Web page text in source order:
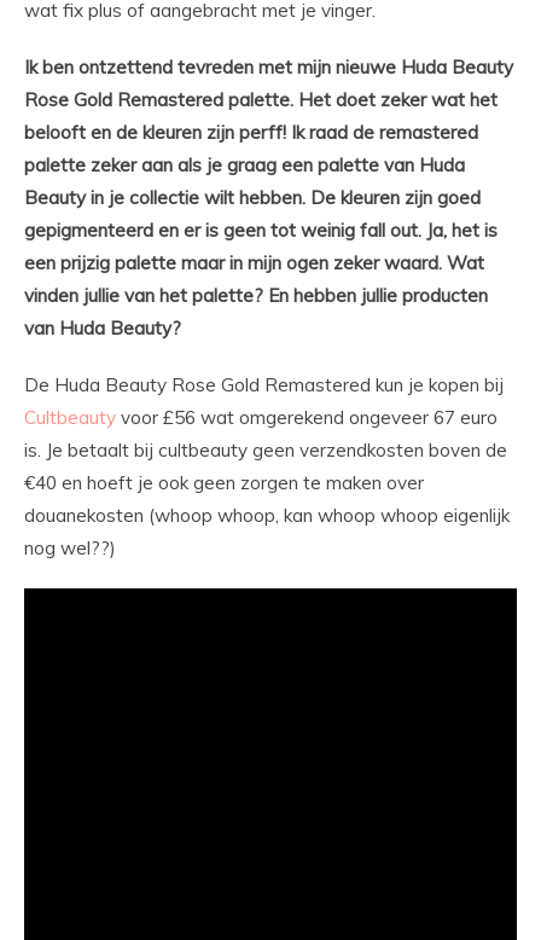
wat fix plus of aangebracht met je vinger.
Ik ben ontzettend tevreden met mijn nieuwe Huda Beauty
Rose Gold Remastered palette. Het doet zeker wat het
belooft en de kleuren zijn perff! Ik raad de remastered
palette zeker aan als je graag een palette van Huda
Beauty in je collectie wilt hebben. De kleuren zijn goed
gepigmenteerd en er is geen tot weinig fall out. Ja, het is
een prijzig palette maar in mijn ogen zeker waard. Wat
vinden jullie van het palette? En hebben jullie producten
van Huda Beauty?
De Huda Beauty Rose Gold Remastered kun je kopen bij
Cultbeauty voor £56 wat omgerekend ongeveer 67 euro
is. Je betaalt bij cultbeauty geen verzendkosten boven de
€40 en hoeft je ook geen zorgen te maken over
douanekosten (whoop whoop, kan whoop whoop eigenlijk
nog wel??)